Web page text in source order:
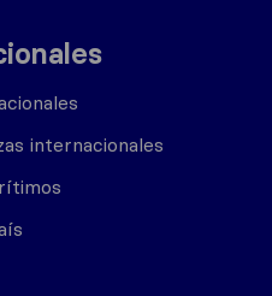
internacionales